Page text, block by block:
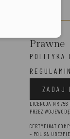
Prawne
POLITYKA
REGULAMIN
ZADAJ
LICENCJA NR 756
PRZEZ
CERTYFIKAT
– POLISA